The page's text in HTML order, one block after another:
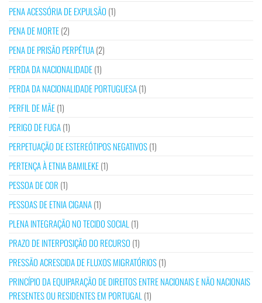
PENA ACESSÓRIA DE EXPULSÃO (1)
PENA DE MORTE(2)
PENA DE PRISÃO PERPÉTUA(2)
PERDA DA NACIONALIDADE(1)
PERDA DA NACIONALIDADE PORTUGUESA(1)
PERFIL DE MÃE(1)
PERIGO DE FUGA(1)
PERPETUAÇÃO DE ESTEREÓTIPOS NEGATIVOS(1)
PERTENÇA À ETNIA BAMILEKE(1)
PESSOA DE COR (1)
PESSOAS DE ETNIA CIGANA(1)
PLENA INTEGRAÇÃO NO TECIDO SOCIAL (1)
PRAZO DE INTERPOSIÇÃO DO RECURSO (1)
PRESSÃO ACRESCIDA DE FLUXOS MIGRATÓRIOS(1)
PRINCÍPIO DA EQUIPARAÇÃO DE DIREITOS ENTRE NACIONAIS E NÃO NACIONAIS
PRESENTES OU RESIDENTES EM PORTUGAL (1)